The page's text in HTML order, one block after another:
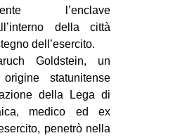
l’enclave
della città
dell’esercito.
Goldstein, un
statunitense
della Lega di
medico ed ex
penetrò nella